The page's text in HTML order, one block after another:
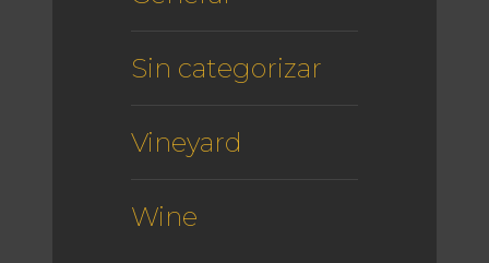
Sin categorizar
Vineyard
Wine